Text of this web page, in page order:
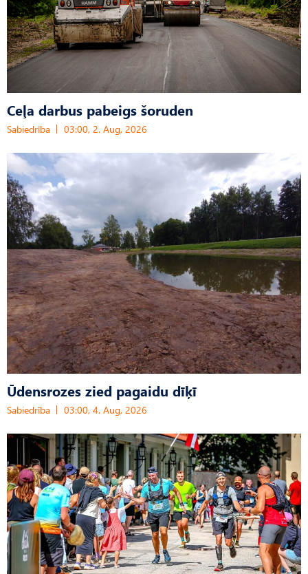
Ceļa darbus pabeigs šoruden
Sabiedrība 03:00, 2. Aug, 2026
Ūdensrozes zied pagaidu dīķī
Sabiedrība 03:00, 4. Aug, 2026